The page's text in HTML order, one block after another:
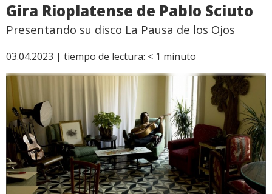
Gira Rioplatense de Pablo Sciuto
Presentando su disco La Pausa de los Ojos
03.04.2023 | tiempo de lectura: < 1 minuto